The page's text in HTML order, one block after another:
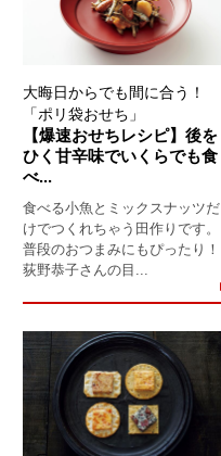
大晦日からでも間に合う！
「ポリ袋おせち」
【爆速おせちレシピ】後を
ひく甘辛味でいくらでも食
べ...
食べる小魚とミックスナッツだ
けでつくれちゃう田作りです。
普段のおつまみにもぴったり！
荻野恭子さんの目...